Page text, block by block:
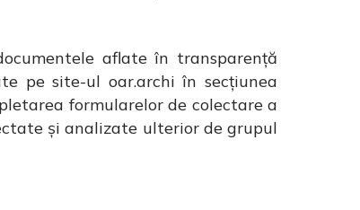
aflate în transparență
pe site-ul oar.archi în secțiunea
formularelor de colectare a
și analizate ulterior de grupul